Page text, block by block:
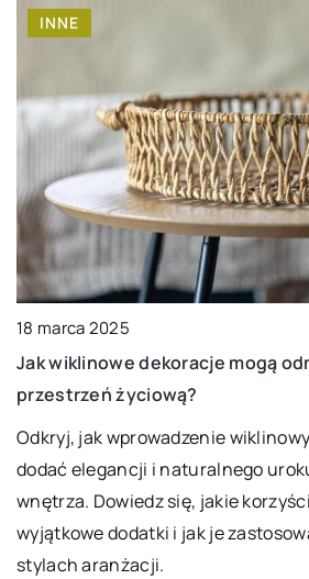
INNE
18 marca 2025
Jak wiklinowe dekoracje mogą
przestrzeń życiową?
Odkryj, jak wprowadzenie
dodać elegancji i naturalnego
wnętrza. Dowiedz się, jakie
wyjątkowe dodatki i jak je
stylach aranżacji.